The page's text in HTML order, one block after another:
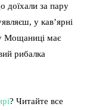
доїхали за пару
у кав’ярні
Мощаниці має
рибалка
? Читайте все